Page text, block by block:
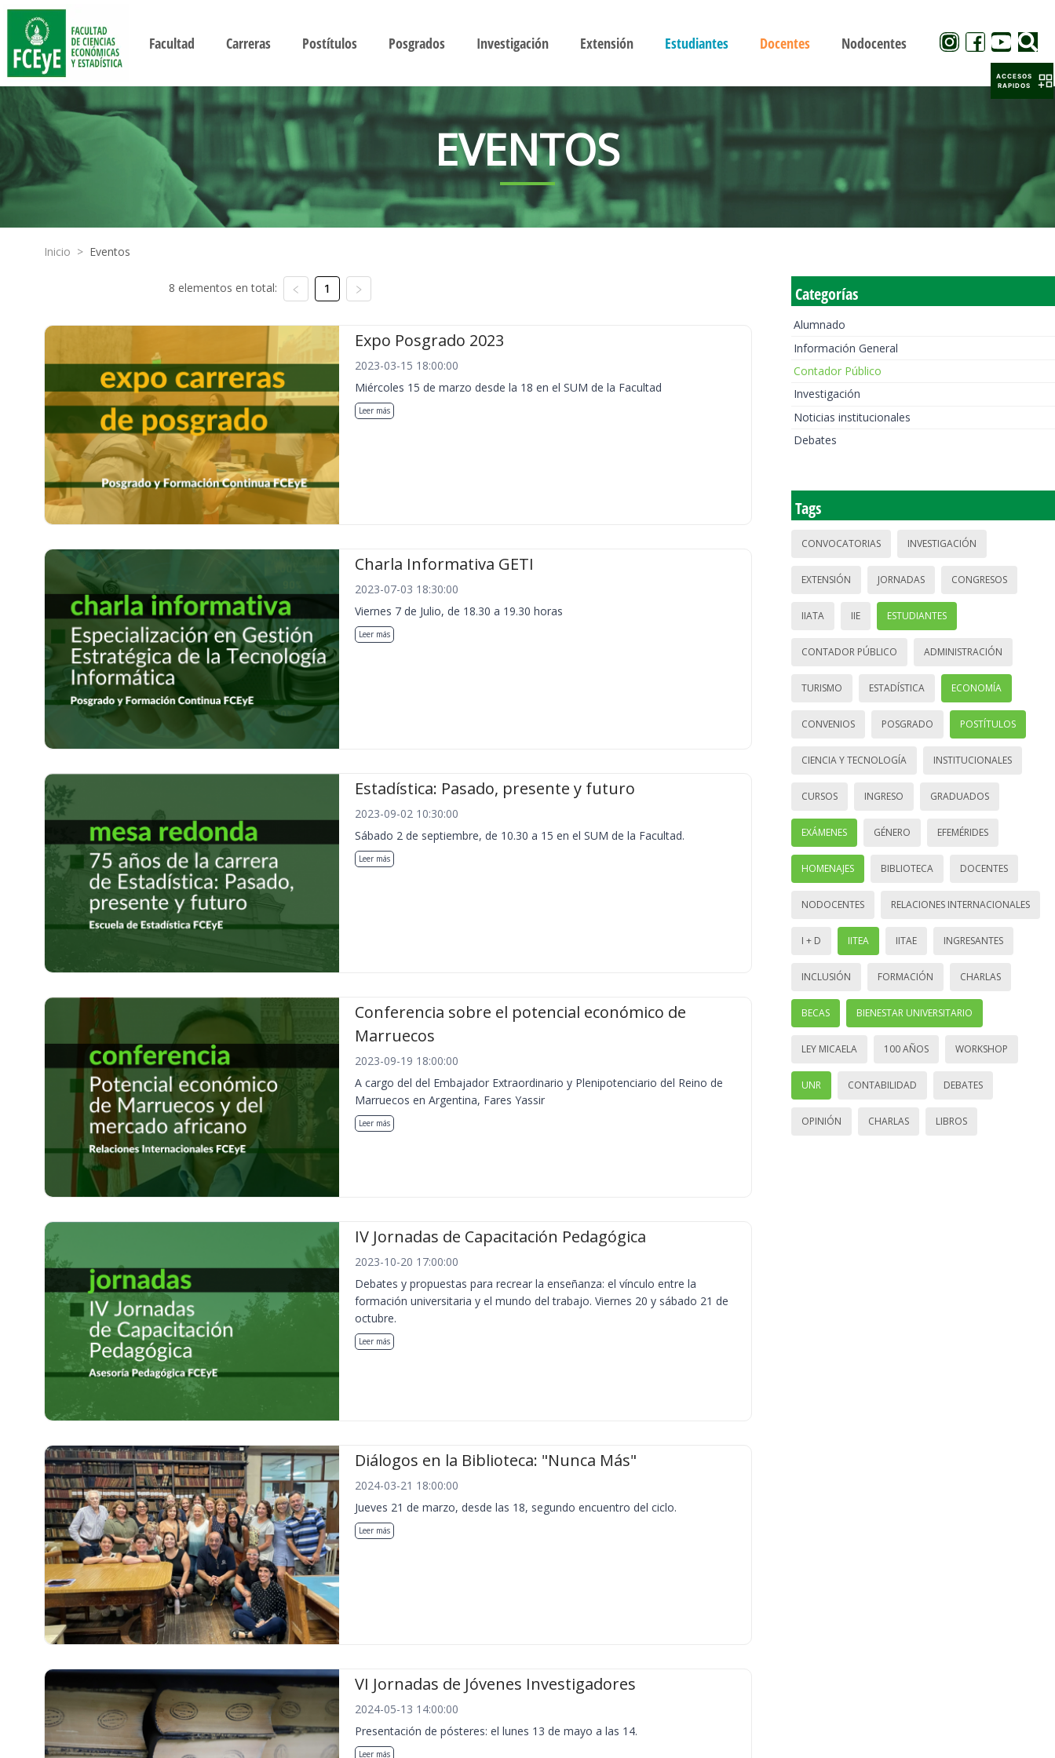
Facultad Carreras Postítulos Posgrados Investigación Extensión Estudiantes Docentes Nodocentes
EVENTOS
Inicio > Eventos
8 elementos en total: 1
Expo Posgrado 2023
2023-03-15 18:00:00
Miércoles 15 de marzo desde la 18 en el SUM de la Facultad
Leer más
Charla Informativa GETI
2023-07-03 18:30:00
Viernes 7 de Julio, de 18.30 a 19.30 horas
Leer más
Estadística: Pasado, presente y futuro
2023-09-02 10:30:00
Sábado 2 de septiembre, de 10.30 a 15 en el SUM de la Facultad.
Leer más
Conferencia sobre el potencial económico de
Marruecos
2023-09-19 18:00:00
A cargo del del Embajador Extraordinario y Plenipotenciario del Reino de
Marruecos en Argentina, Fares Yassir
Leer más
IV Jornadas de Capacitación Pedagógica
2023-10-20 17:00:00
Debates y propuestas para recrear la enseñanza: el vínculo entre la
formación universitaria y el mundo del trabajo. Viernes 20 y sábado 21 de
octubre.
Leer más
Diálogos en la Biblioteca: "Nunca Más"
2024-03-21 18:00:00
Jueves 21 de marzo, desde las 18, segundo encuentro del ciclo.
Leer más
VI Jornadas de Jóvenes Investigadores
2024-05-13 14:00:00
Presentación de pósteres: el lunes 13 de mayo a las 14.
Leer más
Categorías
Alumnado
Información General
Contador Público
Investigación
Noticias institucionales
Debates
Tags
CONVOCATORIAS INVESTIGACIÓN
EXTENSIÓN JORNADAS CONGRESOS
IIATA IIE ESTUDIANTES
CONTADOR PÚBLICO ADMINISTRACIÓN
TURISMO ESTADÍSTICA ECONOMÍA
CONVENIOS POSGRADO POSTÍTULOS
CIENCIA Y TECNOLOGÍA INSTITUCIONALES
CURSOS INGRESO GRADUADOS
EXÁMENES GÉNERO EFEMÉRIDES
HOMENAJES BIBLIOTECA DOCENTES
NODOCENTES RELACIONES INTERNACIONALES
I + D IITEA IITAE INGRESANTES
INCLUSIÓN FORMACIÓN CHARLAS
BECAS BIENESTAR UNIVERSITARIO
LEY MICAELA 100 AÑOS WORKSHOP
UNR CONTABILIDAD DEBATES
OPINIÓN CHARLAS LIBROS
ACCESOS
RAPIDOS